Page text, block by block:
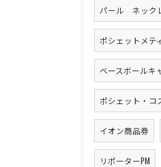
パール ネック
ポシェットメテ
ベースボールキ
ポシェット・コ
イオン商品券
リポーターPM